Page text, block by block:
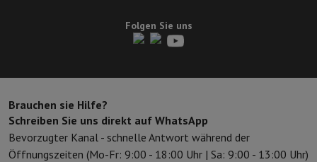
Folgen Sie uns
Brauchen sie Hilfe?
Schreiben Sie uns direkt auf WhatsApp
Bevorzugter Kanal - schnelle Antwort während der
Öffnungszeiten (Mo-Fr: 9:00 - 18:00 Uhr | Sa: 9:00 - 13:00 Uhr)